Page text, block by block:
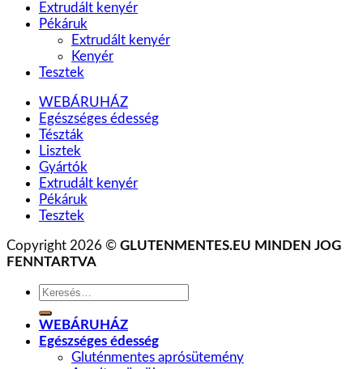
Extrudált kenyér
Pékáruk
Extrudált kenyér
Kenyér
Tesztek
WEBÁRUHÁZ
Egészséges édesség
Tészták
Lisztek
Gyártók
Extrudált kenyér
Pékáruk
Tesztek
Copyright 2026 © GLUTENMENTES.EU MINDEN JOG
FENNTARTVA
Keresés
következőre:
WEBÁRUHÁZ
Egészséges édesség
Gluténmentes aprósütemény